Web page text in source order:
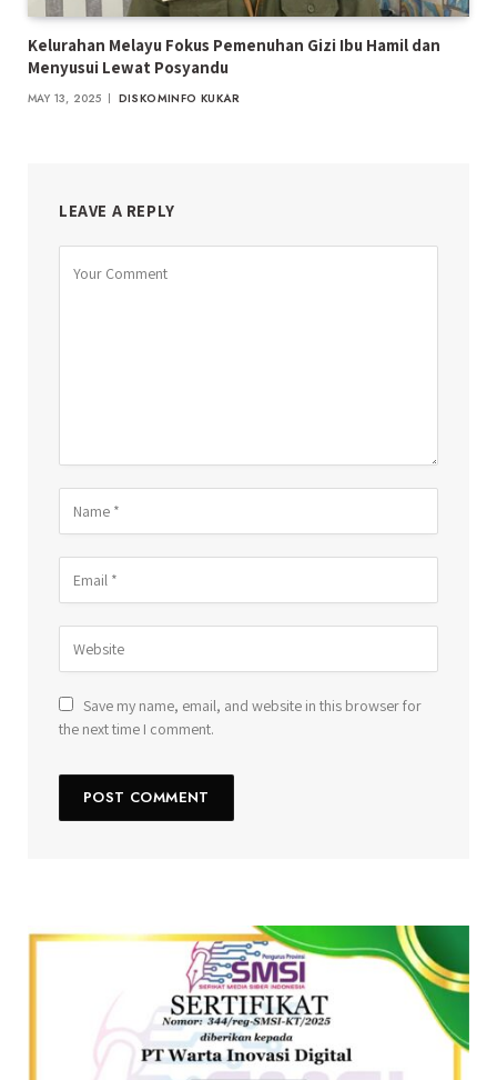
Kelurahan Melayu Fokus Pemenuhan Gizi Ibu Hamil dan
Menyusui Lewat Posyandu
MAY 13, 2025 DISKOMINFO KUKAR
LEAVE A REPLY
Save my name, email, and website in this browser for
the next time I comment.